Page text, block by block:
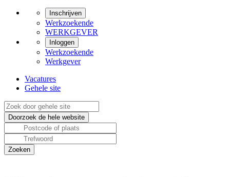
Inschrijven
Werkzoekende
WERKGEVER
Inloggen
Werkzoekende
Werkgever
Vacatures
Gehele site